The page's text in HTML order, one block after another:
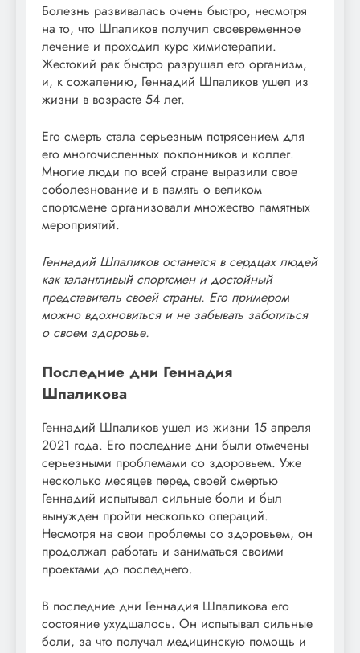
Болезнь развивалась очень быстро, несмотря
на то, что Шпаликов получил своевременное
лечение и проходил курс химиотерапии.
Жестокий рак быстро разрушал его организм,
и, к сожалению, Геннадий Шпаликов ушел из
жизни в возрасте 54 лет.
Его смерть стала серьезным потрясением для
его многочисленных поклонников и коллег.
Многие люди по всей стране выразили свое
соболезнование и в память о великом
спортсмене организовали множество памятных
мероприятий.
Геннадий Шпаликов останется в сердцах людей
как талантливый спортсмен и достойный
представитель своей страны. Его примером
можно вдохновиться и не забывать заботиться
о своем здоровье.
Последние дни Геннадия
Шпаликова
Геннадий Шпаликов ушел из жизни 15 апреля
2021 года. Его последние дни были отмечены
серьезными проблемами со здоровьем. Уже
несколько месяцев перед своей смертью
Геннадий испытывал сильные боли и был
вынужден пройти несколько операций.
Несмотря на свои проблемы со здоровьем, он
продолжал работать и заниматься своими
проектами до последнего.
В последние дни Геннадия Шпаликова его
состояние ухудшалось. Он испытывал сильные
боли, за что получал медицинскую помощь и